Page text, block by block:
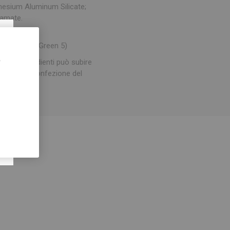
Aluminum Silicate;
CI 61570 (Green 5)
ingredienti può subire
sulla confezione del